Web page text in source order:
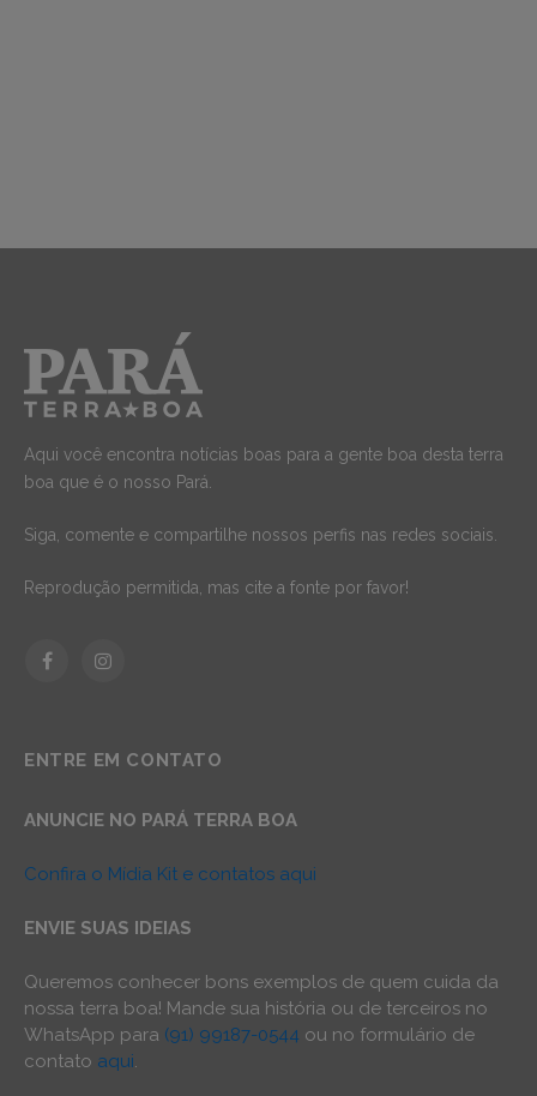
Aqui você encontra notícias boas para a gente boa desta terra
boa que é o nosso Pará.
Siga, comente e compartilhe nossos perfis nas redes sociais.
Reprodução permitida, mas cite a fonte por favor!
FacebookInstagram
ENTRE EM CONTATO
ANUNCIE NO PARÁ TERRA BOA
Confira o Mídia Kit e contatos aqui
ENVIE SUAS IDEIAS
Queremos conhecer bons exemplos de quem cuida da
nossa terra boa! Mande sua história ou de terceiros no
WhatsApp para (91) 99187-0544 ou no formulário de
contato aqui.